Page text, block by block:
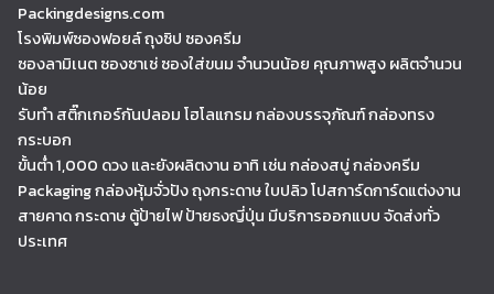
Packingdesigns.com
โรงพิมพ์ซองฟอยล์ ถุงซิป ซองครีม
ซองลามิเนต ซองซาเช่ ซองใส่ขนม จำนวนน้อย คุณภาพสูง ผลิตจำนวน
น้อย
รับทำ สติ๊กเกอร์กันปลอม โฮโลแกรม กล่องบรรจุภัณฑ์ กล่องทรง
กระบอก
ขั้นต่ำ 1,000 ดวง และยังผลิตงาน อาทิ เช่น กล่องสบู่ กล่องครีม
Packaging กล่องหุ้มจั่วปัง ถุงกระดาษ ใบปลิว โปสการ์ดการ์ดแต่งงาน
สายคาด กระดาษ ตู้ป้ายไฟ ป้ายธงญี่ปุ่น มีบริการออกแบบ จัดส่งทั่ว
ประเทศ